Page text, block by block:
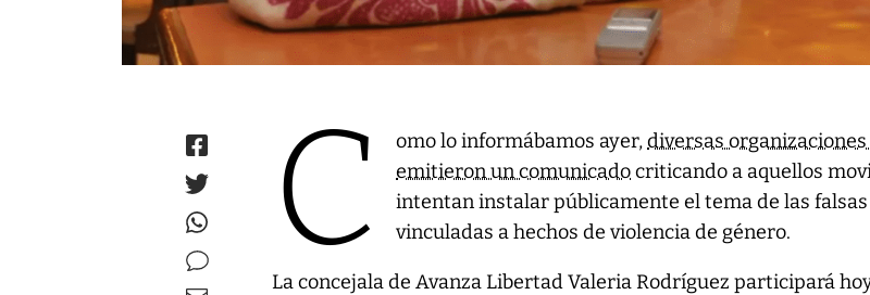
C omo lo informábamos ayer,diversas
emitieron un comunicadocriticando a aquellos
intentan instalar públicamente el tema de las
vinculadas a hechos de violencia de género.
La concejala de Avanza Libertad Valeria Rodríguez participará